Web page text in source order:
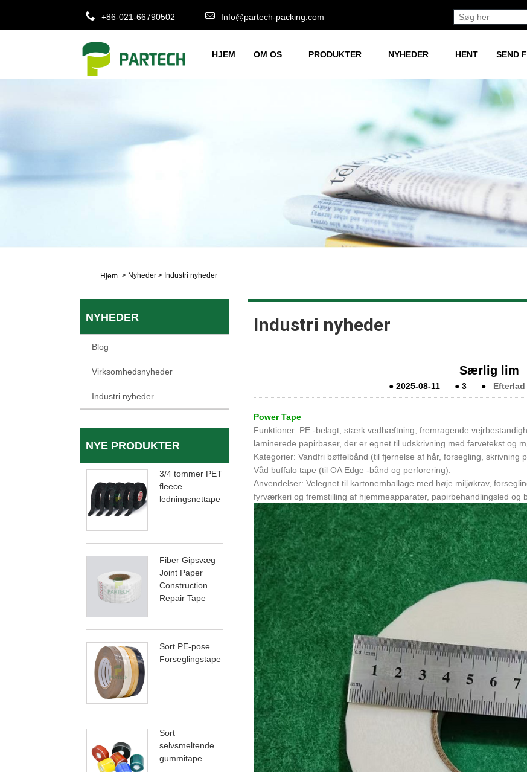
+86-021-66790502 Info@partech-packing.com
HJEM OM OS PRODUKTER NYHEDER HENT SEND
Hjem > Nyheder > Industri nyheder
NYHEDER
Blog
Virksomhedsnyheder
Industri nyheder
NYE PRODUKTER
3/4 tommer PET
fleece
ledningsnettape
Fiber Gipsvæg
Joint Paper
Construction
Repair Tape
Sort PE-pose
Forseglingstape
Sort
selvsmeltende
gummitape
Industri nyheder
Særlig lim
● 2025-08-11 ● 3 ●
Power Tape
Funktioner: PE -belagt, stærk vedhæftning, fremragende
laminerede papirbaser, der er egnet til udskrivning med farvetekst og
Kategorier: Vandfri bøffelbånd (til fjernelse af hår, forsegling, skrivning
Våd buffalo tape (til OA Edge -bånd og perforering).
Anvendelser: Velegnet til kartonemballage med høje miljøkrav,
fyrværkeri og fremstilling af hjemmeapparater, papirbehandlingsled og